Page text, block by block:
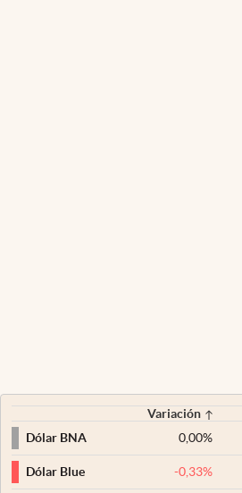
Variación
Dólar BNA
0,00%
Dólar Blue -0,33%